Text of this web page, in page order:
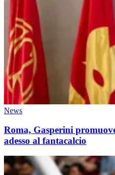
News
Roma, Gasperini
adesso al fantacalcio